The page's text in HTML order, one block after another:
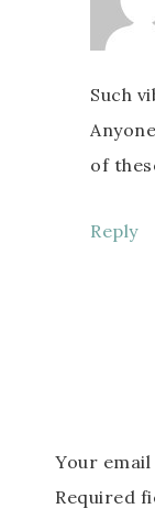
Such
of
Reply
Your
Required